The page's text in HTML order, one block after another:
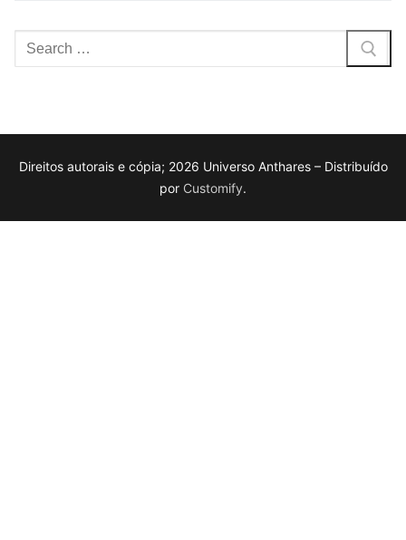
Pesquisar
por:
Direitos autorais e cópia; 2026 Universo Anthares – Distribuído
por Customify.